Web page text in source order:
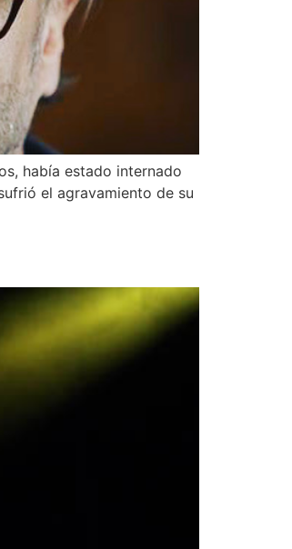
había estado internado
el agravamiento de su